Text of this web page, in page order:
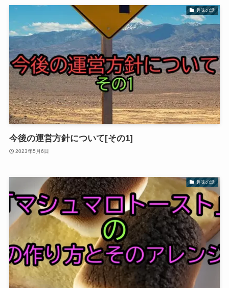
趣味の話
今後の運営方針について[その1]
2023年5月6日
趣味の話